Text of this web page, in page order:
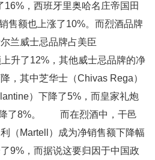
，西班牙里奥哈名庄帝国田
售额也上涨了10%。而烈酒品牌
兰威士忌品牌占美臣
上升了12%，其他威士忌品牌的净
，其中芝华士（Chivas Rega）
）下降了5%，而皇家礼炮
降了8%。 而在烈酒中，干邑
（Martell）成为净销售额下降幅
9%，而据说这要归因于中国政